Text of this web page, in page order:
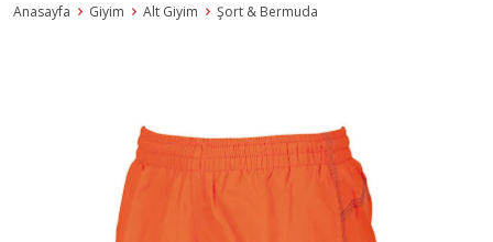
Anasayfa Giyim Alt Giyim Şort & Bermuda